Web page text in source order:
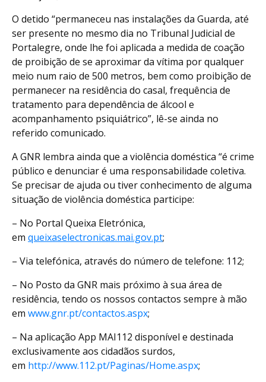
O detido “permaneceu nas instalações da Guarda, até
ser presente no mesmo dia no Tribunal Judicial de
Portalegre, onde lhe foi aplicada a medida de coação
de proibição de se aproximar da vítima por qualquer
meio num raio de 500 metros, bem como proibição de
permanecer na residência do casal, frequência de
tratamento para dependência de álcool e
acompanhamento psiquiátrico”, lê-se ainda no
referido comunicado.
A GNR lembra ainda que a violência doméstica “é crime
público e denunciar é uma responsabilidade coletiva.
Se precisar de ajuda ou tiver conhecimento de alguma
situação de violência doméstica participe:
– No Portal Queixa Eletrónica,
em queixaselectronicas.mai.gov.pt;
– Via telefónica, através do número de telefone: 112;
– No Posto da GNR mais próximo à sua área de
residência, tendo os nossos contactos sempre à mão
em www.gnr.pt/contactos.aspx;
– Na aplicação App MAI112 disponível e destinada
exclusivamente aos cidadãos surdos,
em http://www.112.pt/Paginas/Home.aspx;